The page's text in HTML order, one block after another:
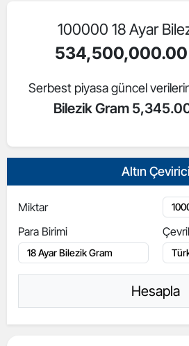
100000 18 Ayar
534,500,000.00
Serbest piyasa güncel
Bilezik Gram
Altın Çevirici
Miktar
Para Birimi
Hesapla